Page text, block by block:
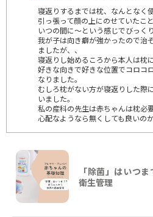
寝返りするまでは枕、なんとなく
引っ張って顔の上にのせていたこ
いつの間に〜という感じでびっく
我が子は向き癖が強かったので治
ましたが、、
寝返りし始めるころから本人は枕
好きな向きで好きな位置でコロコ
なりました。
むしろ枕がない方が寝返りした際
いました。
私の産科の先生は赤ちゃんは枕必
心配なようなら無くしても良いの
「除菌」はいつ
衛生管理